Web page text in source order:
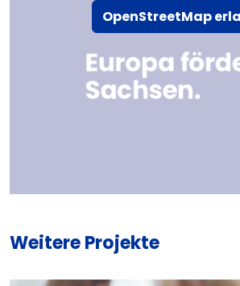
OpenStreetMap
Weitere Projekte